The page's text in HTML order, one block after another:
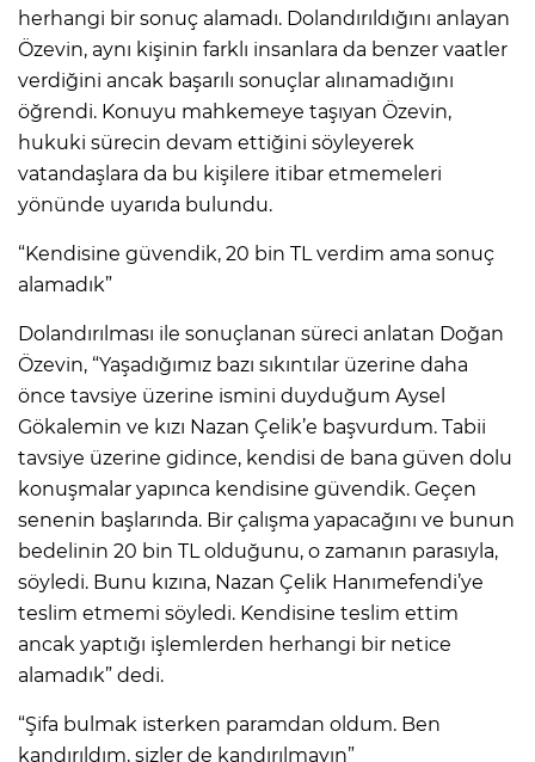
herhangi bir sonuç alamadı. Dolandırıldığını anlayan
Özevin, aynı kişinin farklı insanlara da benzer vaatler
verdiğini ancak başarılı sonuçlar alınamadığını
öğrendi. Konuyu mahkemeye taşıyan Özevin,
hukuki sürecin devam ettiğini söyleyerek
vatandaşlara da bu kişilere itibar etmemeleri
yönünde uyarıda bulundu.
“Kendisine güvendik, 20 bin TL verdim ama sonuç
alamadık”
Dolandırılması ile sonuçlanan süreci anlatan Doğan
Özevin, “Yaşadığımız bazı sıkıntılar üzerine daha
önce tavsiye üzerine ismini duyduğum Aysel
Gökalemin ve kızı Nazan Çelik’e başvurdum. Tabii
tavsiye üzerine gidince, kendisi de bana güven dolu
konuşmalar yapınca kendisine güvendik. Geçen
senenin başlarında. Bir çalışma yapacağını ve bunun
bedelinin 20 bin TL olduğunu, o zamanın parasıyla,
söyledi. Bunu kızına, Nazan Çelik Hanımefendi’ye
teslim etmemi söyledi. Kendisine teslim ettim
ancak yaptığı işlemlerden herhangi bir netice
alamadık” dedi.
“Şifa bulmak isterken paramdan oldum. Ben
kandırıldım, sizler de kandırılmayın”